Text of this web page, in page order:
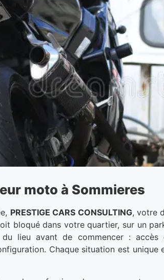
moto à Sommieres
PRESTIGE CARS CONSULTING, votre
bloqué dans votre quartier, sur un
du lieu avant de commencer :
Chaque situation est